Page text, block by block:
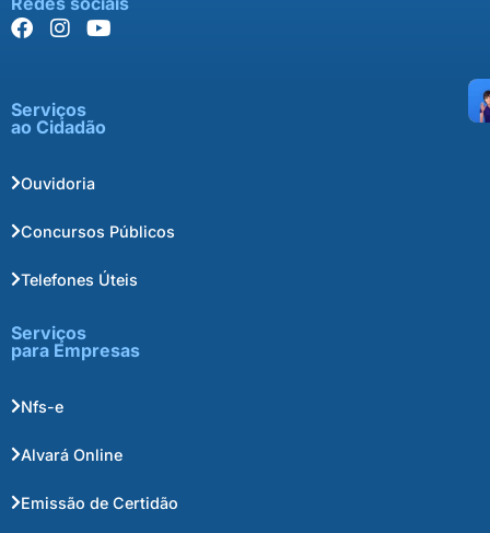
Serviços
ao Cidadão
Ouvidoria
Concursos Públicos
Telefones Úteis
Serviços
para Empresas
Nfs-e
Alvará Online
Emissão de Certidão